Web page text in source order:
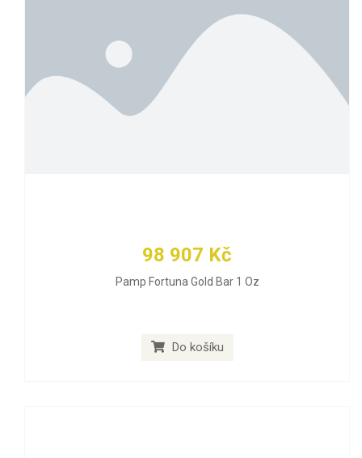
98 907 Kč
Pamp Fortuna Gold Bar 1 Oz
Do košíku